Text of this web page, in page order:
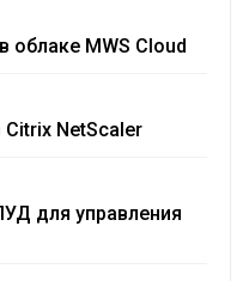
MWS Cloud
Citrix NetScaler
для управления